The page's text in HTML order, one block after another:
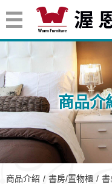
商品介
商品介紹 書房/置物櫃 書